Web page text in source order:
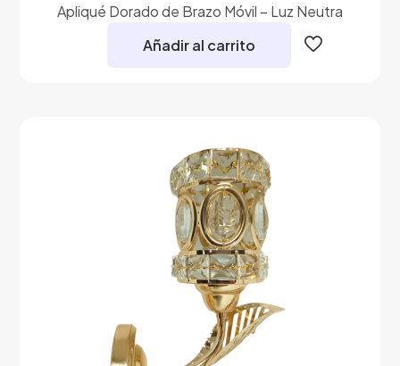
Apliqué Dorado de Brazo Móvil – Luz Neutra
Añadir al carrito